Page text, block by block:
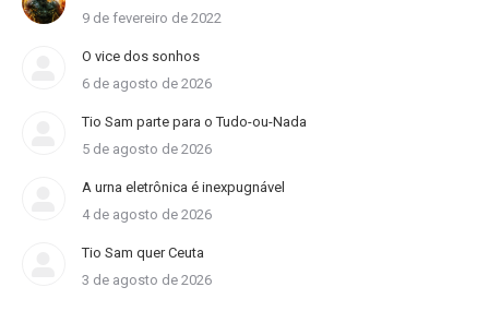
9 de fevereiro de 2022
O vice dos sonhos
6 de agosto de 2026
Tio Sam parte para o Tudo-ou-Nada
5 de agosto de 2026
A urna eletrônica é inexpugnável
4 de agosto de 2026
Tio Sam quer Ceuta
3 de agosto de 2026